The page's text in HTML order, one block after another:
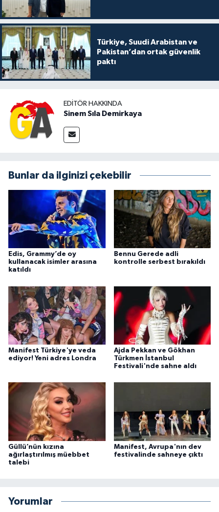
Türkiye, Suudi Arabistan ve
Pakistan’dan ortak güvenlik
paktı
EDITÖR HAKKINDA
Sinem Sıla Demirkaya
Bunlar da ilginizi çekebilir
Edis, Grammy’de oy
kullanacak isimler arasına
katıldı
Bennu Gerede adli
kontrolle serbest bırakıldı
Manifest Türkiye'ye veda
ediyor! Yeni adres Londra
Ajda Pekkan ve Gökhan
Türkmen İstanbul
Festivali'nde sahne aldı
Güllü’nün kızına
ağırlaştırılmış müebbet
talebi
Manifest, Avrupa'nın dev
festivalinde sahneye çıktı
Yorumlar